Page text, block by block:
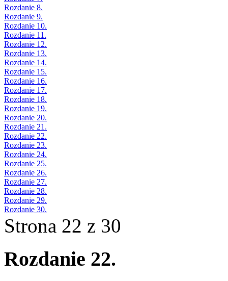
Rozdanie 8.
Rozdanie 9.
Rozdanie 10.
Rozdanie 11.
Rozdanie 12.
Rozdanie 13.
Rozdanie 14.
Rozdanie 15.
Rozdanie 16.
Rozdanie 17.
Rozdanie 18.
Rozdanie 19.
Rozdanie 20.
Rozdanie 21.
Rozdanie 22.
Rozdanie 23.
Rozdanie 24.
Rozdanie 25.
Rozdanie 26.
Rozdanie 27.
Rozdanie 28.
Rozdanie 29.
Rozdanie 30.
Strona 22 z 30
Rozdanie 22.